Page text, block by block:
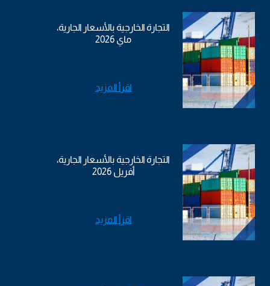
التجارة الخارجية بالأسعار الجارية،
ماي 2026
اقرأ المزيد
التجارة الخارجية بالأسعار الجارية،
أفريل 2026
اقرأ المزيد